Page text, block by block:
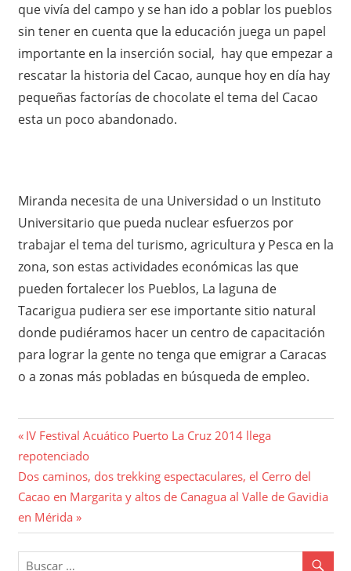
que vivía del campo y se han ido a poblar los pueblos
sin tener en cuenta que la educación juega un papel
importante en la inserción social, hay que empezar a
rescatar la historia del Cacao, aunque hoy en día hay
pequeñas factorías de chocolate el tema del Cacao
esta un poco abandonado.
Miranda necesita de una Universidad o un Instituto
Universitario que pueda nuclear esfuerzos por
trabajar el tema del turismo, agricultura y Pesca en la
zona, son estas actividades económicas las que
pueden fortalecer los Pueblos, La laguna de
Tacarigua pudiera ser ese importante sitio natural
donde pudiéramos hacer un centro de capacitación
para lograr la gente no tenga que emigrar a Caracas
o a zonas más pobladas en búsqueda de empleo.
Navegación
de
entradas
Entrada
anterior:
IV Festival Acuático Puerto La Cruz 2014 llega
repotenciado
Entrada
siguiente:
Dos caminos, dos trekking espectaculares, el Cerro del
Cacao en Margarita y altos de Canagua al Valle de Gavidia
en Mérida